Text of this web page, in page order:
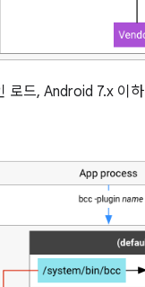
로드, Android 7.x 이하